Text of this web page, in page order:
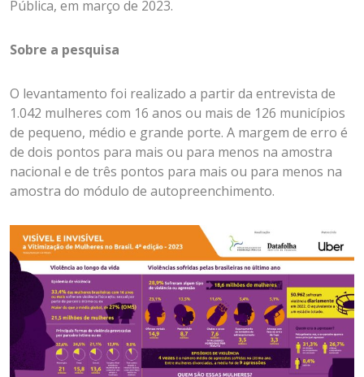
Pública, em março de 2023.
Sobre a pesquisa
O levantamento foi realizado a partir da entrevista de
1.042 mulheres com 16 anos ou mais de 126 municípios
de pequeno, médio e grande porte. A margem de erro é
de dois pontos para mais ou para menos na amostra
nacional e de três pontos para mais ou para menos na
amostra do módulo de autopreenchimento.